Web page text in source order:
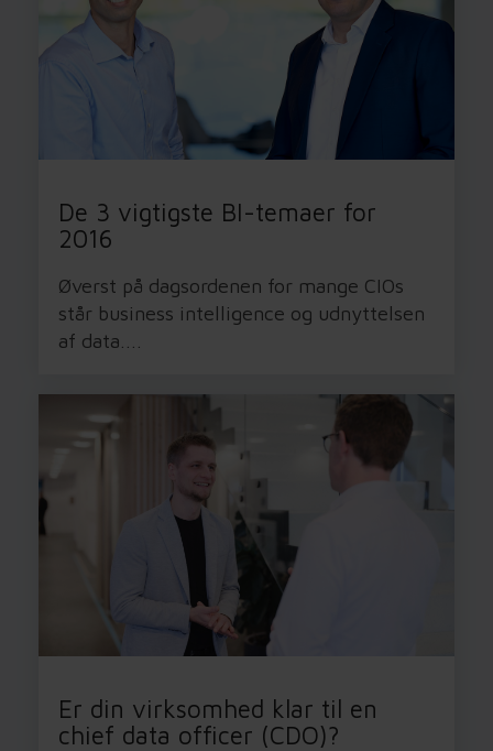
De 3 vigtigste BI-temaer for
2016
Øverst på dagsordenen for mange CIOs
står business intelligence og udnyttelsen
af data....
Er din virksomhed klar til en
chief data officer (CDO)?